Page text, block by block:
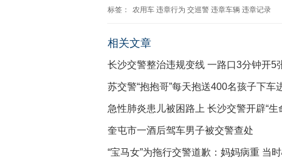
标签： 农用车 违章行为 交巡警 违章车辆 违章记录
相关文章
长沙交警整治违规变线 一路口3分钟开5
苏交警“抱抱哥”每天抱送400名孩子下车
急性肺炎患儿被困路上 长沙交警开辟“生
奎屯市一酒后驾车男子被交警查处
“宝马女”为拖行交警道歉：妈妈病重 当